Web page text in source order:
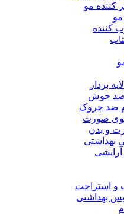
کننده مو
کننده
بردار
ضد جوش
ضد چروک
صورت
و بدن
بهداشتی
و استراحت
بهداشتی